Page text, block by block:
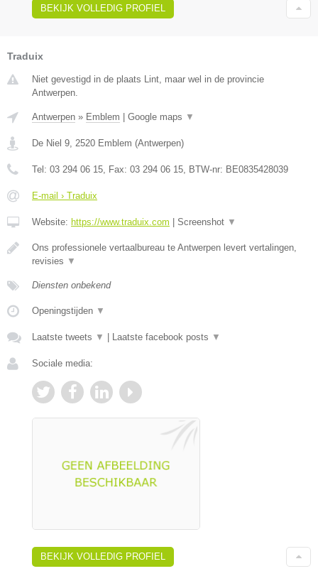
BEKIJK VOLLEDIG PROFIEL
Traduix
Niet gevestigd in de plaats Lint, maar wel in de provincie
Antwerpen.
Antwerpen » Emblem | Google maps ▼
De Niel 9 2520 Emblem (Antwerpen)
Tel: 03 294 06 15 , Fax: 03 294 06 15 , BTW-nr: BE0835428039
E-mail › Traduix
Website: https://www.traduix.com | Screenshot ▼
Ons professionele vertaalbureau te Antwerpen levert vertalingen,
revisies ▼
Diensten onbekend
Openingstijden ▼
Laatste tweets ▼ | Laatste facebook posts ▼
Sociale media:
BEKIJK VOLLEDIG PROFIEL